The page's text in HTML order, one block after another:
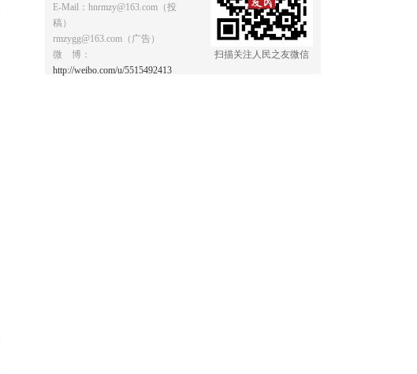
E-Mail：hnrmzy@163.com（投
稿）
rmzygg@163.com（广告）
微 博：
http://weibo.com/u/5515492413
扫描关注人民之友微信